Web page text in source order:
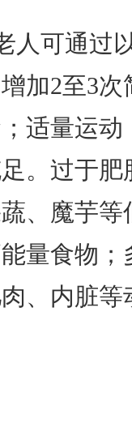
人可通过
加2至3
适量运动
。过于肥
、魔芋
量食物
、内脏